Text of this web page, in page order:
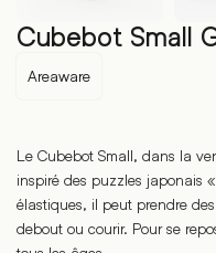
Cubebot Small
Areaware
Le Cubebot Small, dans la
inspiré des puzzles japonais
élastiques, il peut prendre
debout ou courir. Pour se